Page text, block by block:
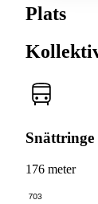
Plats
Snättringe
176 meter
703